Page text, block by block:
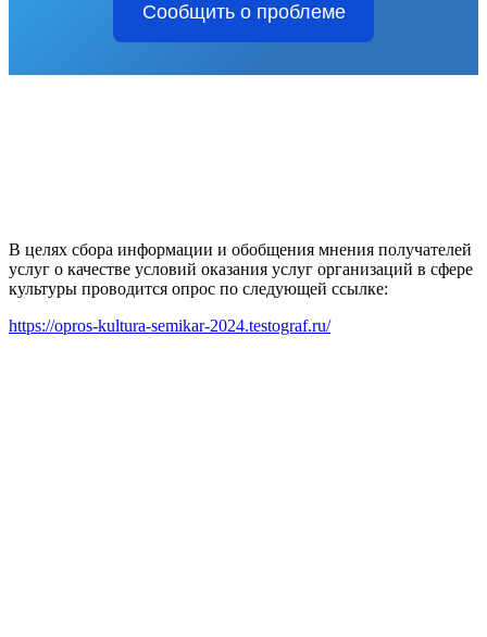
Сообщить о проблеме
В целях сбора информации и обобщения мнения получателей
услуг о качестве условий оказания услуг организаций в сфере
культуры проводится опрос по следующей ссылке:
https://opros-kultura-semikar-2024.testograf.ru/